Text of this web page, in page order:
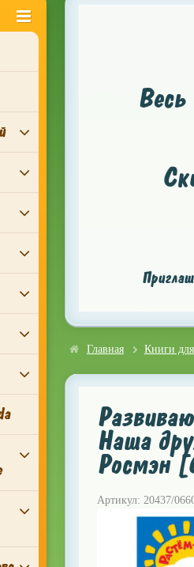
Главная Книги
Наша
Росмэн
Артикул: 20437/